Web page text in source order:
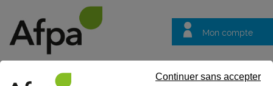
Mon compte
questions
Continuer sans accepter